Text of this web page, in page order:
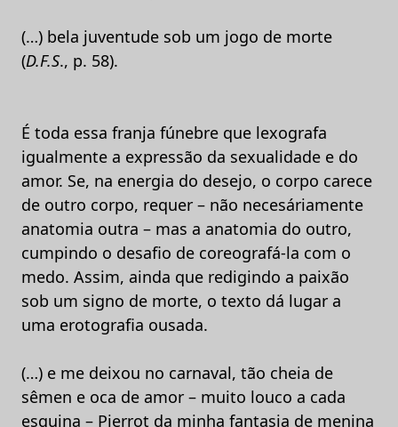
(…) bela juventude sob um jogo de morte
(D.F.S., p. 58).
É toda essa franja fúnebre que lexografa
igualmente a expressão da sexualidade e do
amor. Se, na energia do desejo, o corpo carece
de outro corpo, requer – não necesáriamente
anatomia outra – mas a anatomia do outro,
cumpindo o desafio de coreografá-la com o
medo. Assim, ainda que redigindo a paixão
sob um signo de morte, o texto dá lugar a
uma erotografia ousada.
(…) e me deixou no carnaval, tão cheia de
sêmen e oca de amor – muito louco a cada
esquina – Pierrot da minha fantasia de menina